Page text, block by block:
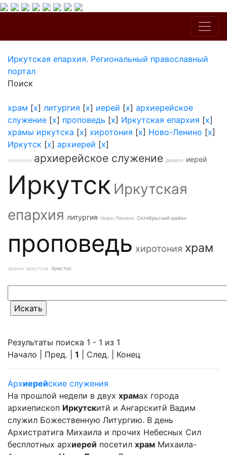
Иркутская епархия. Региональный православный
портал
Поиск
храм [x] литургия [x] иерей [x] архиерейское
служение [x] проповедь [x] Иркутская епархия [x]
храмы иркутска [x] хиротония [x] Ново-Ленино [x]
Иркутск [x] архиерей [x]
архиерей архиерейское служение диакон иерей
Иркутск Иркутская
епархия литургия Ново-Ленино Октябрьский район
проповедь хиротония храм
храмы иркутска Христос
Результаты поиска 1 - 1 из 1
Начало | Пред. | 1 | След. | Конец
Архиерейские служения
На прошлой недели в двух храмах города
архиепископ Иркутскитй и Ангарскитй Вадим
служил Божественную Литургию. В день
Архистратига Михаила и прочих Небесных Сил
бесплотных архиерей посетил храм Михаила-